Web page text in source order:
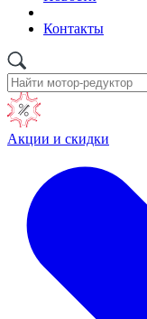
Контакты
Акции и скидки